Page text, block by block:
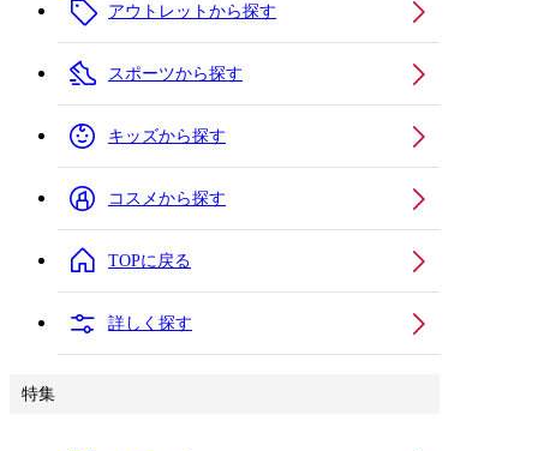
アウトレットから探す
スポーツから探す
キッズから探す
コスメから探す
TOPに戻る
詳しく探す
特集